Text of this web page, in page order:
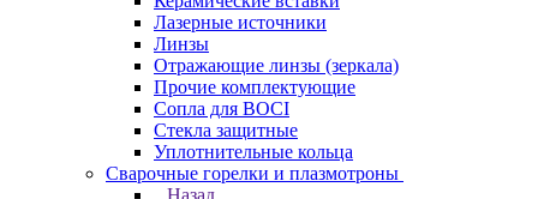
Лазерные источники
Линзы
Отражающие линзы (зеркала)
Прочие комплектующие
Сопла для BOCI
Стекла защитные
Уплотнительные кольца
Сварочные горелки и плазмотроны
Назад